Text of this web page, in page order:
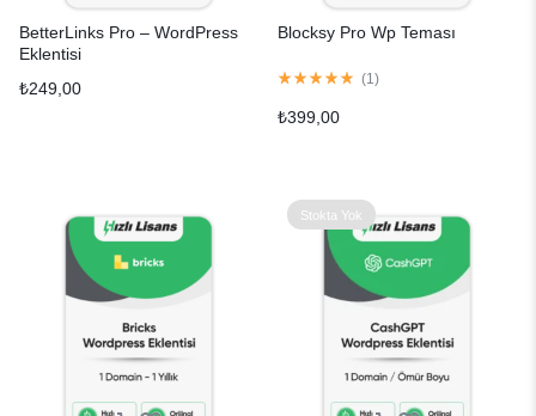
BetterLinks Pro – WordPress
Eklentisi
₺249,00
Blocksy Pro Wp Teması
(1 )
₺399,00
Stokta Yok